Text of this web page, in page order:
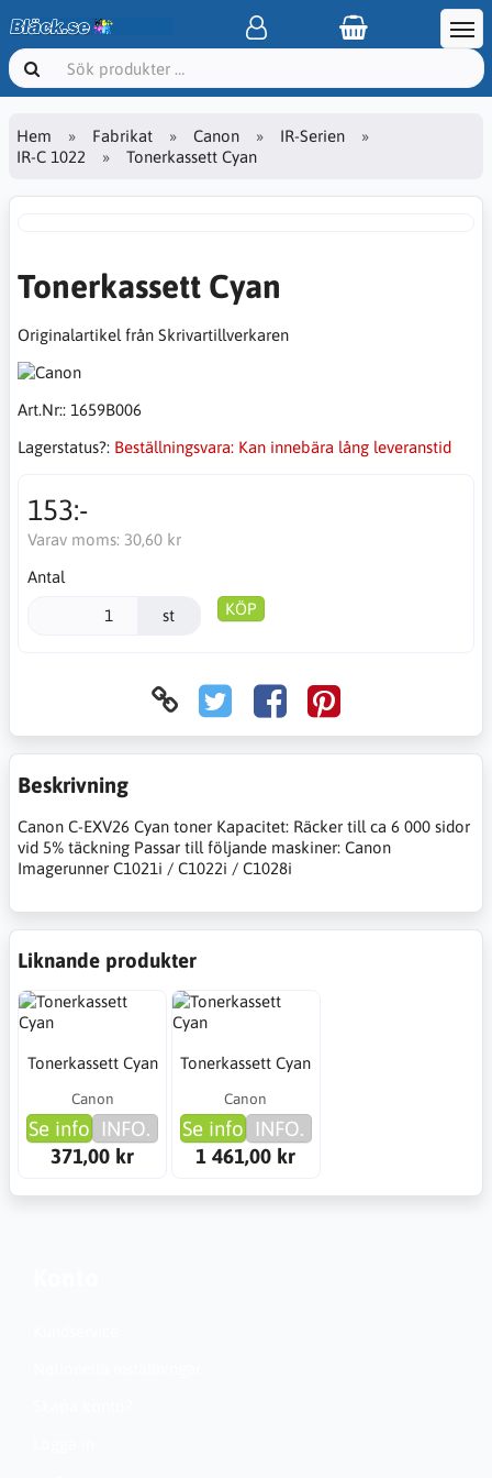
Hem Fabrikat Canon
IR-Serien
IR-C 1022
Tonerkassett Cyan
Tonerkassett Cyan
Originalartikel från Skrivartillverkaren
Art.Nr:: 1659B006
Lagerstatus?: Beställningsvara: Kan innebära lång leveranstid
153:-
Varav moms: 30,60 kr
Antal
st KÖP
Beskrivning
Canon C-EXV26 Cyan toner Kapacitet: Räcker till ca 6 000 sidor
vid 5% täckning Passar till följande maskiner: Canon
Imagerunner C1021i / C1022i / C1028i
Liknande produkter
Tonerkassett Cyan
Canon
Se info INFO.
371,00 kr
Tonerkassett Cyan
Canon
Se info INFO.
1 461,00 kr